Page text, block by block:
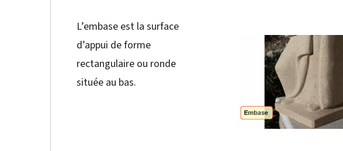
L’embase est la surface
d’appui de forme
rectangulaire ou ronde
située au bas.